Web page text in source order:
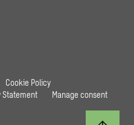
Cookie Policy
Statement Manage consent